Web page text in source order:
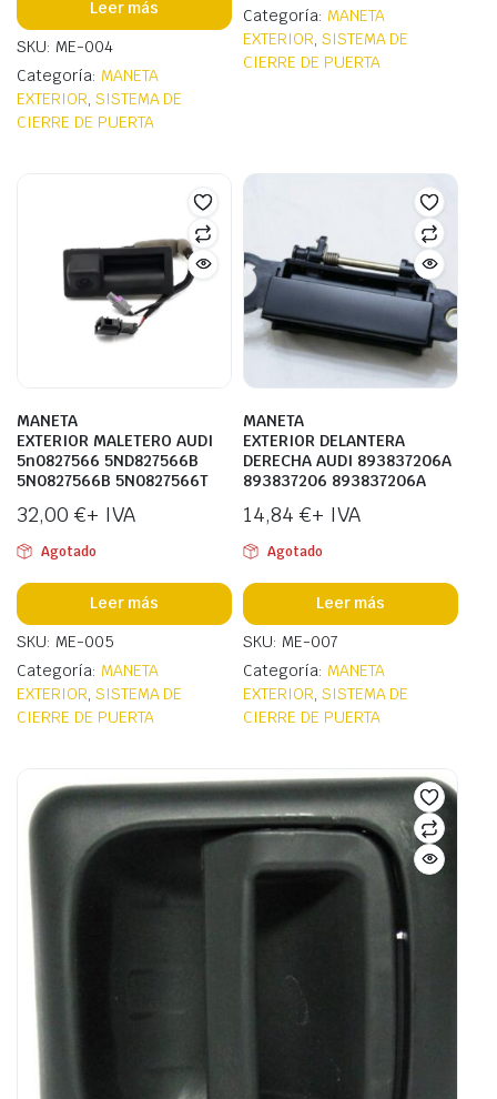
Leer más
SKU: ME-004
Categoría: MANETA
EXTERIOR SISTEMA DE
CIERRE DE PUERTA
Categoría: MANETA
EXTERIOR SISTEMA DE
CIERRE DE PUERTA
MANETA
EXTERIOR MALETERO AUDI
5n0827566 5ND827566B
5N0827566B 5N0827566T
32,00 €+ IVA
Agotado
Leer más
SKU: ME-005
Categoría: MANETA
EXTERIOR SISTEMA DE
CIERRE DE PUERTA
MANETA
EXTERIOR DELANTERA
DERECHA AUDI 893837206A
893837206 893837206A
14,84 €+ IVA
Agotado
Leer más
SKU: ME-007
Categoría: MANETA
EXTERIOR SISTEMA DE
CIERRE DE PUERTA